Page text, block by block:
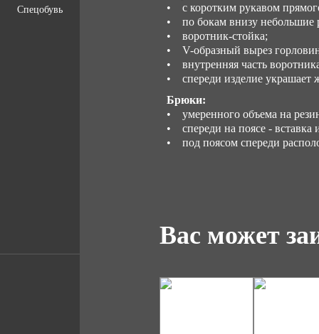
Спецобувь
• с коротким рукавом
• по бокам внизу небольшие
• воротник-стойка;
• V-образный вырез
• внутренняя часть
• спереди изделие украшает
Брюки:
• умеренного объема на
• спереди на поясе - вставка
• под поясом спереди
Вас может